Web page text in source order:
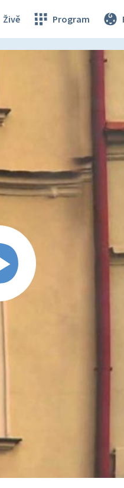
Živě Program